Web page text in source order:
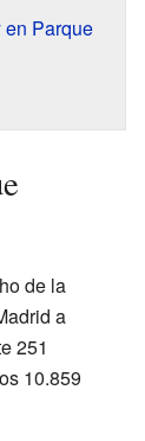
en Parque
de la
a
251
10.859